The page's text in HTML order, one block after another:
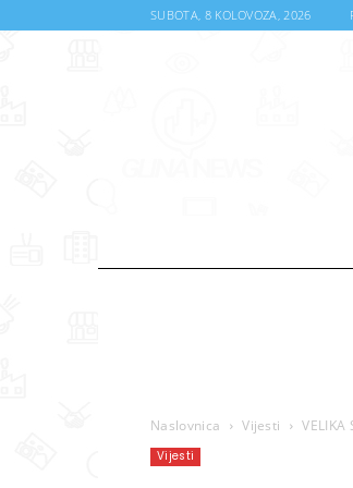
SUBOTA, 8 KOLOVOZA, 2026
Naslovnica Vijesti
Vijesti